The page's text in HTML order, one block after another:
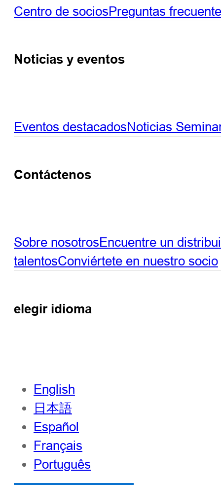
Centro de sociosPreguntas
Noticias y eventos
Eventos destacadosNoticias
Contáctenos
Sobre nosotrosEncuentre un
talentosConviértete en nuestro socio
elegir idioma
English
日本語
Español
Français
Português